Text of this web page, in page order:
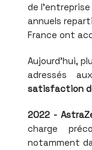
de
annuels
France ont
Aujourd'hui,
adressés
satisfaction
2022 -
charge
notamment